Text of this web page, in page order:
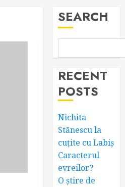
SEARCH
RECENT
POSTS
Nichita
Stănescu la
cuțite cu Labiș
Caracterul
evreilor?
O știre de